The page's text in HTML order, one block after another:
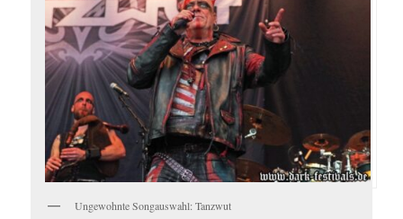
Ungewohnte Songauswahl: Tanzwut